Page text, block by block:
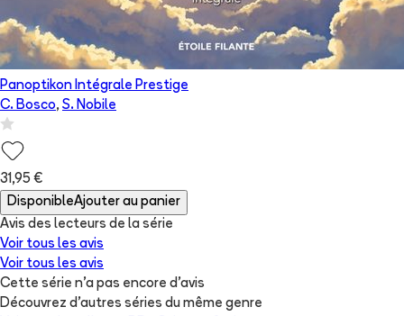
Panoptikon Intégrale Prestige
C. Bosco, S. Nobile
31,95 €
DisponibleAjouter au panier
Avis des lecteurs de la série
Voir tous les avis
Voir tous les avis
Cette série n'a pas encore d'avis
Découvrez d'autres séries du même genre